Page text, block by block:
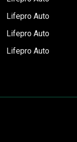
Lifepro Auto
Lifepro Auto
Lifepro Auto